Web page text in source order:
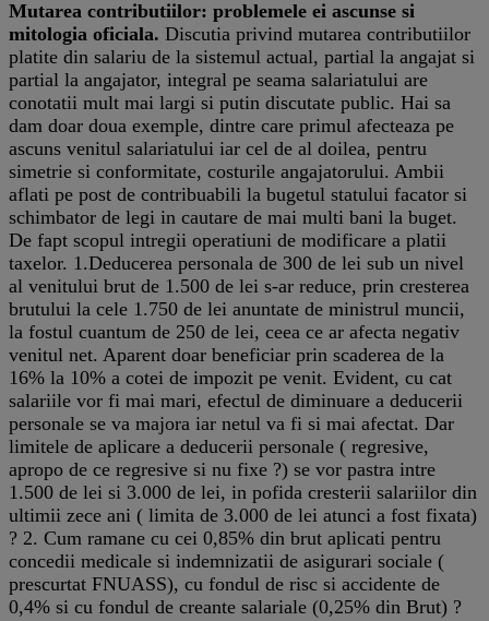
Mutarea contributiilor: problemele ei ascunse si
mitologia oficiala. Discutia privind mutarea contributiilor
platite din salariu de la sistemul actual, partial la angajat si
partial la angajator, integral pe seama salariatului are
conotatii mult mai largi si putin discutate public. Hai sa
dam doar doua exemple, dintre care primul afecteaza pe
ascuns venitul salariatului iar cel de al doilea, pentru
simetrie si conformitate, costurile angajatorului. Ambii
aflati pe post de contribuabili la bugetul statului facator si
schimbator de legi in cautare de mai multi bani la buget.
De fapt scopul intregii operatiuni de modificare a platii
taxelor. 1.Deducerea personala de 300 de lei sub un nivel
al venitului brut de 1.500 de lei s-ar reduce, prin cresterea
brutului la cele 1.750 de lei anuntate de ministrul muncii,
la fostul cuantum de 250 de lei, ceea ce ar afecta negativ
venitul net. Aparent doar beneficiar prin scaderea de la
16% la 10% a cotei de impozit pe venit. Evident, cu cat
salariile vor fi mai mari, efectul de diminuare a deducerii
personale se va majora iar netul va fi si mai afectat. Dar
limitele de aplicare a deducerii personale ( regresive,
apropo de ce regresive si nu fixe ?) se vor pastra intre
1.500 de lei si 3.000 de lei, in pofida cresterii salariilor din
ultimii zece ani ( limita de 3.000 de lei atunci a fost fixata)
? 2. Cum ramane cu cei 0,85% din brut aplicati pentru
concedii medicale si indemnizatii de asigurari sociale (
prescurtat FNUASS), cu fondul de risc si accidente de
0,4% si cu fondul de creante salariale (0,25% din Brut) ?